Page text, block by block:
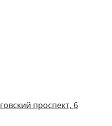
проспект, 6